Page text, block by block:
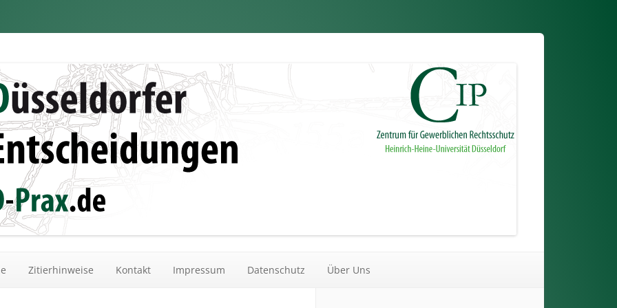
Zitierhinweise Kontakt Impressum Datenschutz Über Uns